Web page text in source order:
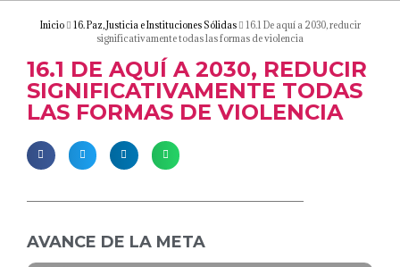
Inicio 16. Paz, Justicia e Instituciones Sólidas
16.1 De aquí a 2030, reducir
significativamente todas las formas de violencia
16.1 DE AQUÍ A 2030, REDUCIR
SIGNIFICATIVAMENTE TODAS
LAS FORMAS DE VIOLENCIA
AVANCE DE LA META